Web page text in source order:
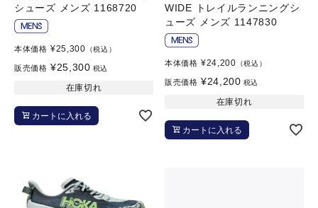
シューズ メンズ 1168720
本体価格 ¥25,300 （税込）
販売価格 ¥25,300 税込
在庫切れ
カートに入れる
WIDE トレイルランニングシ
ューズ メンズ 1147830
本体価格 ¥24,200 （税込）
販売価格 ¥24,200 税込
在庫切れ
カートに入れる